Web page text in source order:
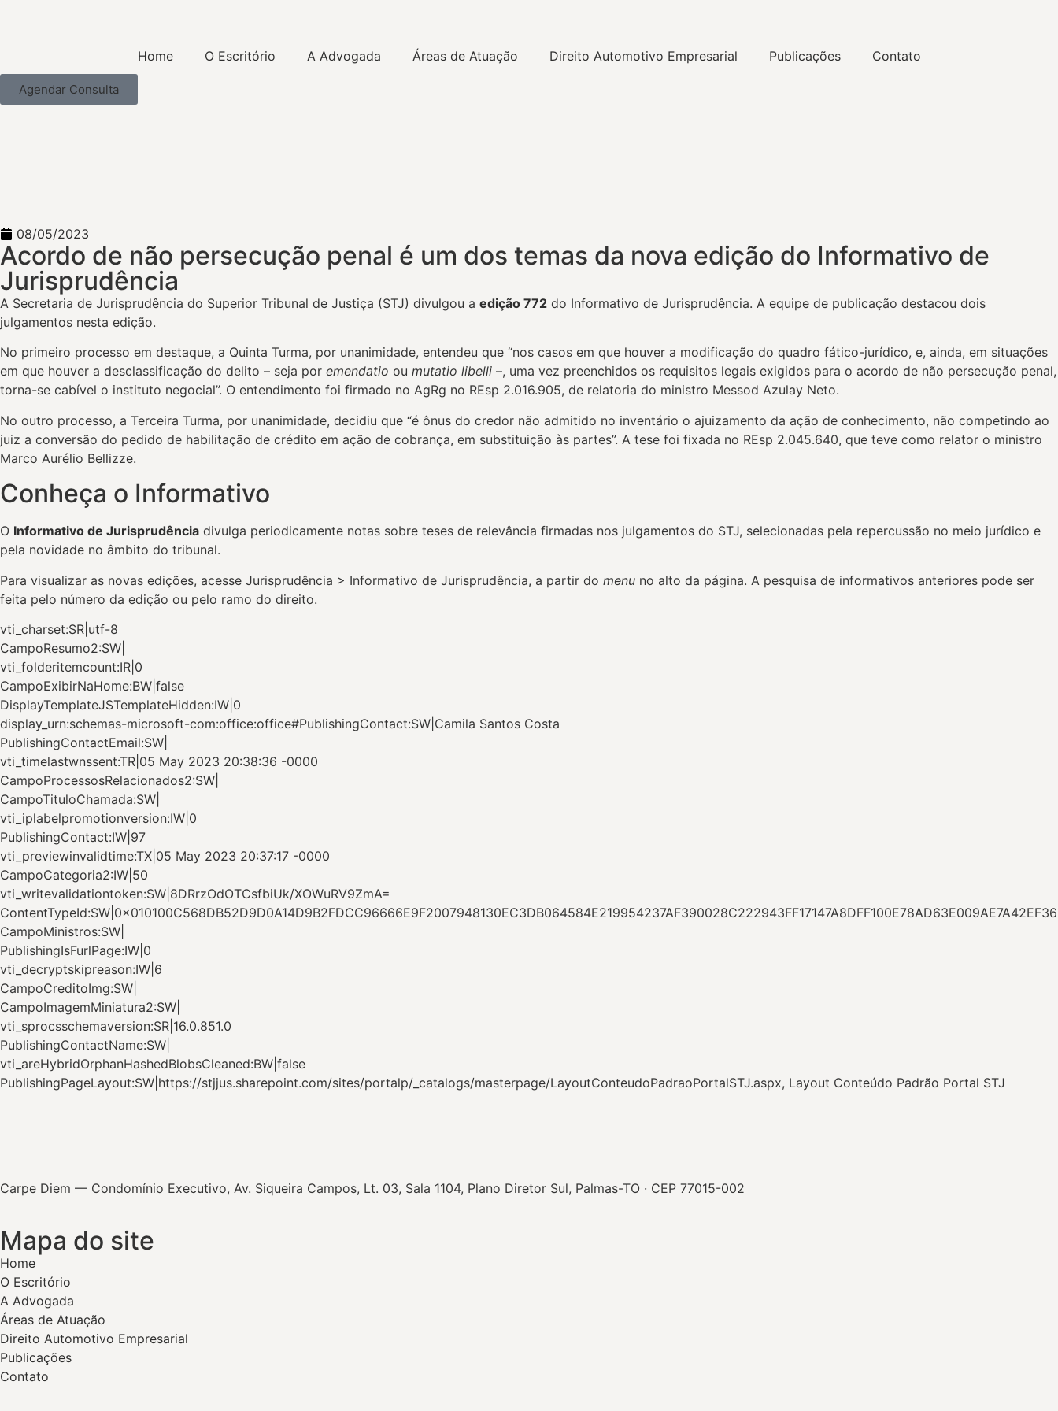
Home O Escritório A Advogada Áreas de Atuação Direito Automotivo Empresarial Publicações Contato
Agendar Consulta
08/05/2023
Acordo de não persecução penal é um dos temas da nova edição do Informativo de
Jurisprudência
A Secretaria de Jurisprudência do Superior Tribunal de Justiça (STJ) divulgou a edição 772 do Informativo de Jurisprudência. A equipe de publicação destacou dois
julgamentos nesta edição.
No primeiro processo em destaque, a Quinta Turma, por unanimidade, entendeu que “nos casos em que houver a modificação do quadro fático-jurídico, e, ainda, em situações
em que houver a desclassificação do delito – seja por emendatio ou mutatio libelli –, uma vez preenchidos os requisitos legais exigidos para o acordo de não persecução penal,
torna-se cabível o instituto negocial”. O entendimento foi firmado no AgRg no REsp 2.016.905, de relatoria do ministro Messod Azulay Neto.
No outro processo, a Terceira Turma, por unanimidade, decidiu que “é ônus do credor não admitido no inventário o ajuizamento da ação de conhecimento, não competindo ao
juiz a conversão do pedido de habilitação de crédito em ação de cobrança, em substituição às partes”. A tese foi fixada no REsp 2.045.640, que teve como relator o ministro
Marco Aurélio Bellizze.
Conheça o Informativo
O Informativo de Jurisprudência divulga periodicamente notas sobre teses de relevância firmadas nos julgamentos do STJ, selecionadas pela repercussão no meio jurídico e
pela novidade no âmbito do tribunal.
Para visualizar as novas edições, acesse Jurisprudência > Informativo de Jurisprudência, a partir do menu no alto da página. A pesquisa de informativos anteriores pode ser
feita pelo número da edição ou pelo ramo do direito.
vti_charset:SR|utf-8
CampoResumo2:SW|
vti_folderitemcount:IR|0
CampoExibirNaHome:BW|false
DisplayTemplateJSTemplateHidden:IW|0
display_urn:schemas-microsoft-com:office:office#PublishingContact:SW|Camila Santos Costa
PublishingContactEmail:SW|
vti_timelastwnssent:TR|05 May 2023 20:38:36 -0000
CampoProcessosRelacionados2:SW|
CampoTituloChamada:SW|
vti_iplabelpromotionversion:IW|0
PublishingContact:IW|97
vti_previewinvalidtime:TX|05 May 2023 20:37:17 -0000
CampoCategoria2:IW|50
vti_writevalidationtoken:SW|8DRrzOdOTCsfbiUk/XOWuRV9ZmA=
CampoMinistros:SW|
PublishingIsFurlPage:IW|0
vti_decryptskipreason:IW|6
CampoCreditoImg:SW|
CampoImagemMiniatura2:SW|
vti_sprocsschemaversion:SR|16.0.851.0
PublishingContactName:SW|
vti_areHybridOrphanHashedBlobsCleaned:BW|false
PublishingPageLayout:SW|https://stjjus.sharepoint.com/sites/portalp/_catalogs/masterpage/LayoutConteudoPadraoPortalSTJ.aspx, Layout Conteúdo Padrão Portal STJ
Carpe Diem — Condomínio Executivo, Av. Siqueira Campos, Lt. 03, Sala 1104, Plano Diretor Sul, Palmas-TO · CEP 77015-002
Mapa do site
Home
O Escritório
A Advogada
Áreas de Atuação
Direito Automotivo Empresarial
Publicações
Contato